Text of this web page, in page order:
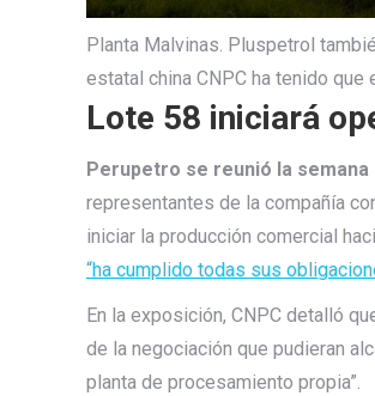
Planta Malvinas. Pluspetrol
estatal china CNPC ha tenido
Lote 58 iniciará
Perupetro se reunió la
representantes de la compañía
iniciar la producción comercial
“ha cumplido todas sus
En la exposición, CNPC detalló
de la negociación que pudieran
planta de procesamiento propia”.